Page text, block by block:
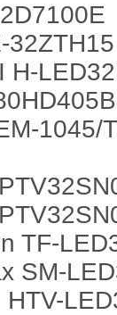
32ZTH15
H-
1045/
TF-
SM-
HTV-